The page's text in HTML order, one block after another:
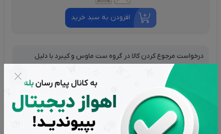
افزودن به سبد خرید
درخواست مرجوع کردن کالا در گروه ست ماوس و کیبرد با دلیل
"انصراف از خرید" تنها در صورتی قابل تایید است که کالا در شرایط
اولیه باشد (در صورت پلمپ بودن، کالا نباید باز شده باشد).
تضمین بهترین قیمت بازار
پشتیبانی از ساعت 9 تا 20 بجز ایام تعطیل